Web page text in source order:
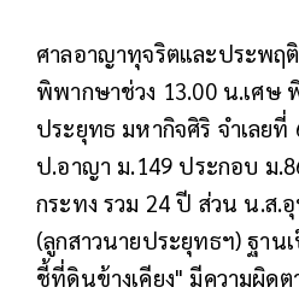
ศาลอาญาทุจริตและประพฤ
พิพากษาช่วง 13.00 น.เศษ
ประยุทธ มหากิจศิริ จำเลยที่
ป.อาญา ม.149 ประกอบ ม
กระทง รวม 24 ปี ส่วน น.ส.
(ลูกสาวนายประยุทธฯ) ฐา
ชี้ที่ดินข้างเคียง" มีความผิด